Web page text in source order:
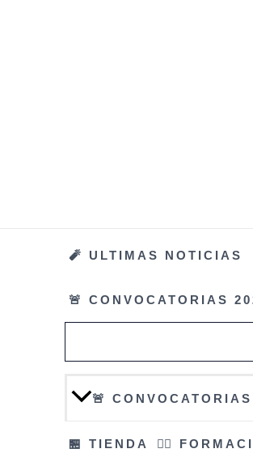
🧨 ULTIMAS NOTICIAS
🚨 CONVOCATORIAS
🚨
🏪 TIENDA 👮‍♀️